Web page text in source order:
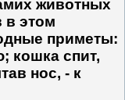
животных
в этом
приметы:
кошка спит,
нос, - к